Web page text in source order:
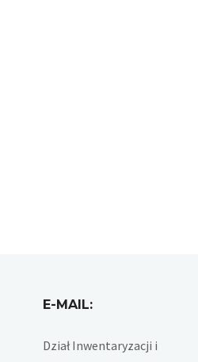
E-MAIL:
Dział Inwentaryzacji i